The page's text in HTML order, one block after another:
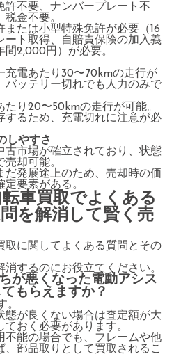
許不要、ナンバープレート不
金不要。
たは小型特殊免許が必要（16
ート取得、自賠責保険の加入義
2,000円）が必要。
充電あたり30〜70kmの走行が
バッテリー切れでも人力のみで
り20〜50kmの走行が可能。
するため、充電切れに注意が必
しやすさ
古市場が確立されており、状態
却可能。
だ発展途上のため、売却時の価
要素がある。
車買取でよくある
を解消して賢く売
取に関してよくある質問とその
するのにお役立てください。
が悪くなった電動アシス
もらえますか？
。
態が良くない場合は査定額が大
おく必要があります。
不能の場合でも、フレームや他
、部品取りとして買取されるこ